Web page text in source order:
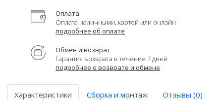
Оплата
Оплата наличными, картой или онлайн
подробнее об оплате
Обмен и возврат
Гарантия возврата в течение 7 дней
подробнее о возврате и обмене
Характеристики Сборка и монтаж Отзывы (0)